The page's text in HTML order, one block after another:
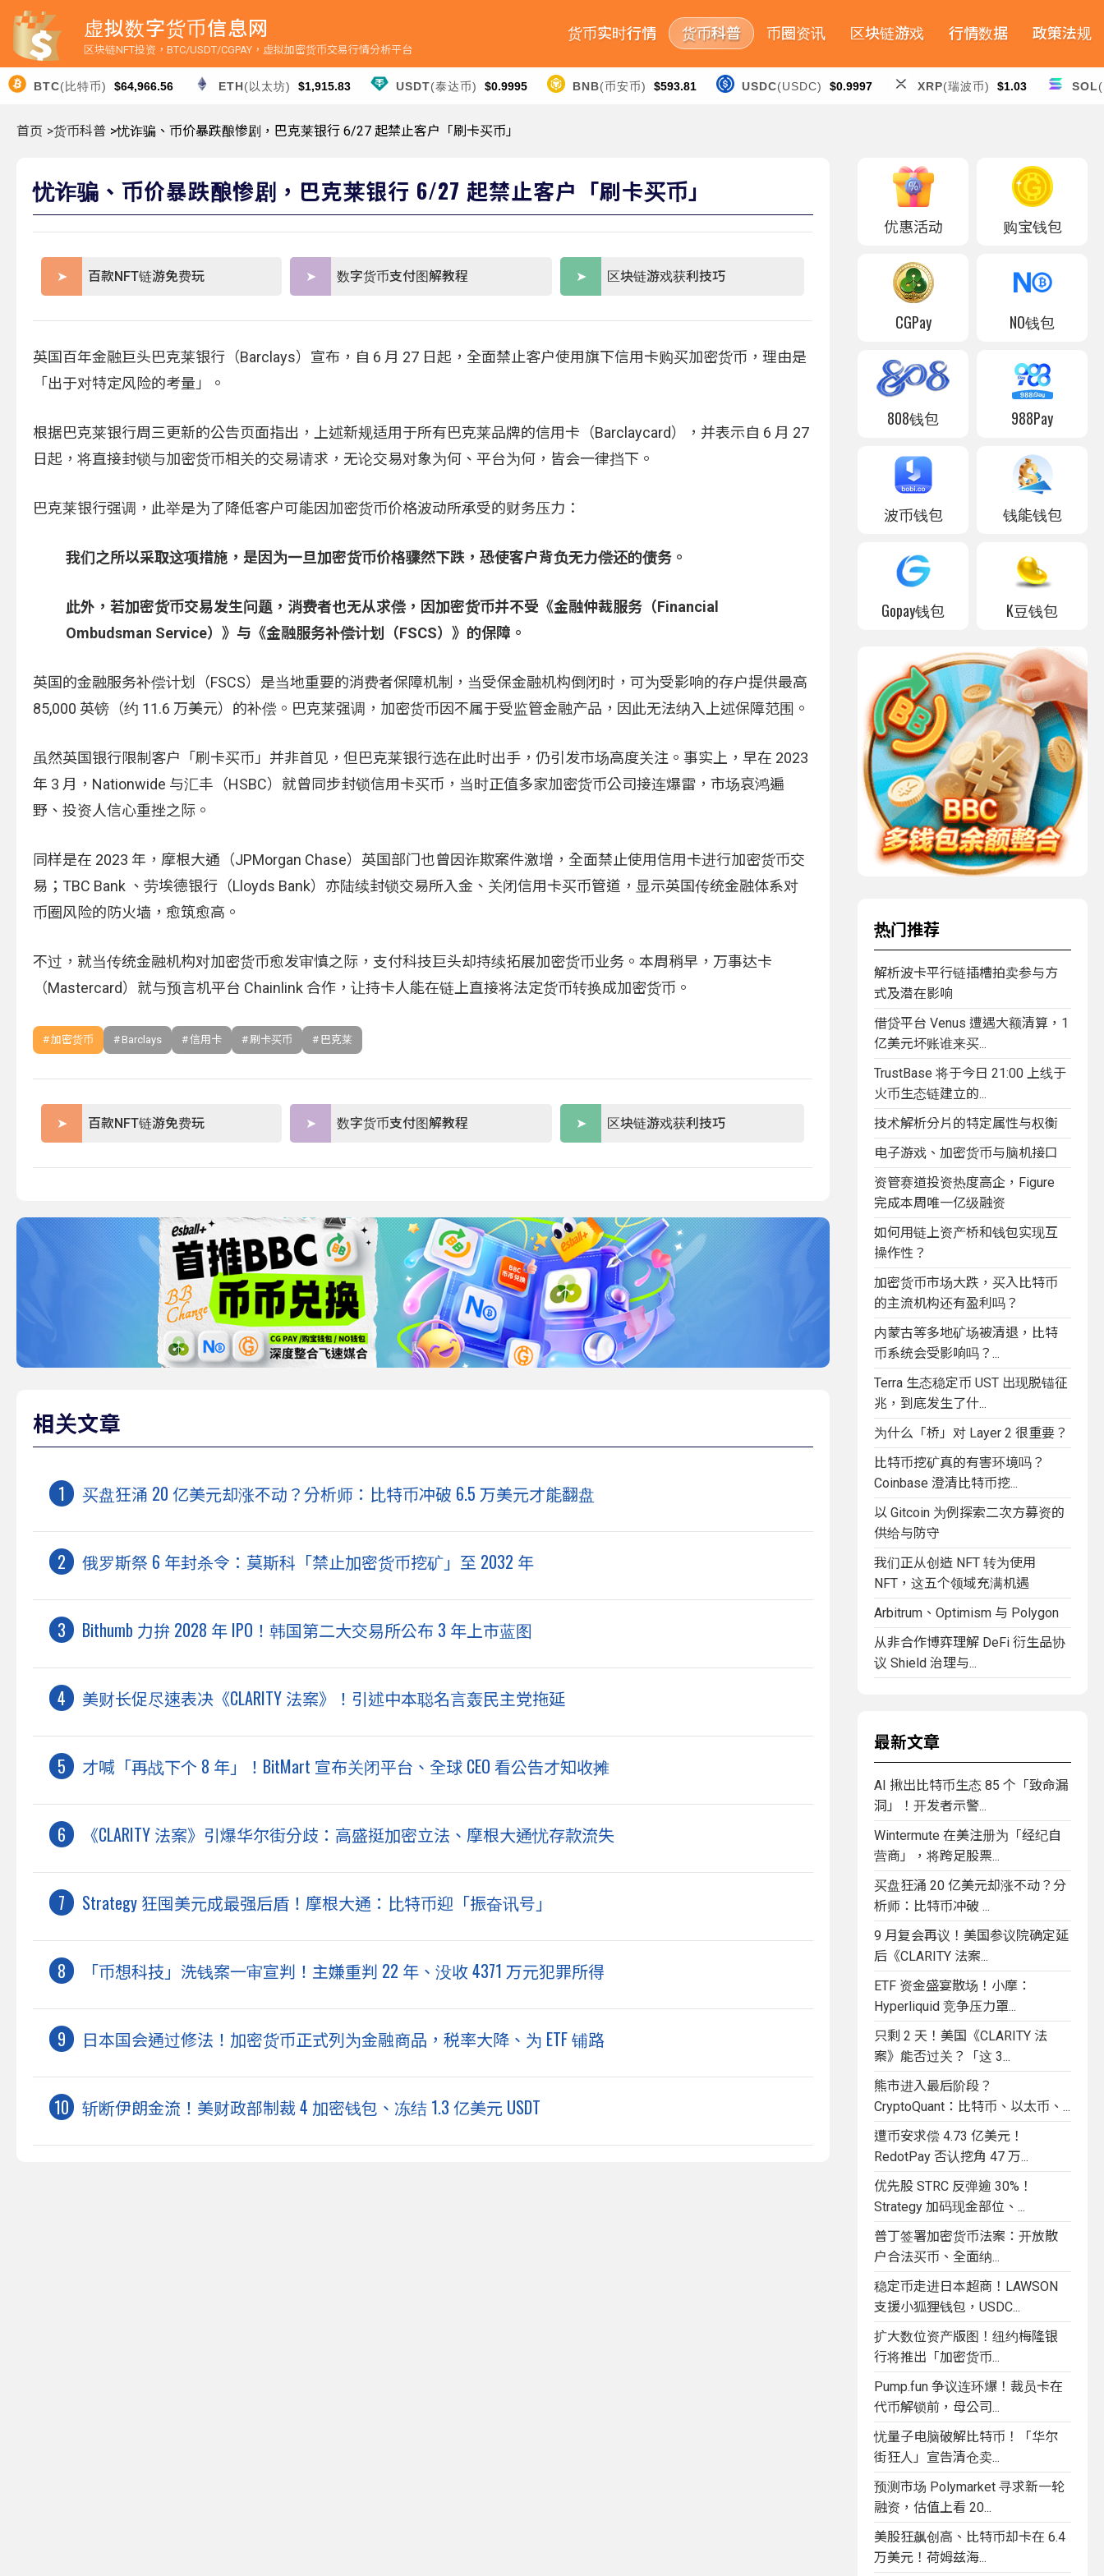
虚拟数字货币信息网
区块链NFT投资，BTC/USDT/CGPAY，虚拟加密货币交易行情分析平台
货币实时行情 货币科普 币圈资讯 区块链游戏 行情数据 政策法规
BTC(比特币) $64,966.56 ETH(以太坊) $1,915.83 USDT(泰达币) $0.9995 BNB(币安币) $593.81 USDC(USDC) $0.9997 XRP(瑞波币) $1.03 SOL
首页 >货币科普 >忧诈骗、币价暴跌酿惨剧，巴克莱银行 6/27 起禁止客户「刷卡买币」
忧诈骗、币价暴跌酿惨剧，巴克莱银行 6/27 起禁止客户「刷卡买币」
百款NFT链游免费玩 数字货币支付图解教程 区块链游戏获利技巧
英国百年金融巨头巴克莱银行（Barclays）宣布，自 6 月 27 日起，全面禁止客户使用旗下信用卡购买加密货币，理由是
「出于对特定风险的考量」。
根据巴克莱银行周三更新的公告页面指出，上述新规适用于所有巴克莱品牌的信用卡（Barclaycard），并表示自 6 月 27
日起，将直接封锁与加密货币相关的交易请求，无论交易对象为何、平台为何，皆会一律挡下。
巴克莱银行强调，此举是为了降低客户可能因加密货币价格波动所承受的财务压力：
我们之所以采取这项措施，是因为一旦加密货币价格骤然下跌，恐使客户背负无力偿还的债务。
此外，若加密货币交易发生问题，消费者也无从求偿，因加密货币并不受《金融仲裁服务（Financial
Ombudsman Service）》与《金融服务补偿计划（FSCS）》的保障。
英国的金融服务补偿计划（FSCS）是当地重要的消费者保障机制，当受保金融机构倒闭时，可为受影响的存户提供最高
85,000 英镑（约 11.6 万美元）的补偿。巴克莱强调，加密货币因不属于受监管金融产品，因此无法纳入上述保障范围。
虽然英国银行限制客户「刷卡买币」并非首见，但巴克莱银行选在此时出手，仍引发市场高度关注。事实上，早在 2023
年 3 月，Nationwide 与汇丰（HSBC）就曾同步封锁信用卡买币，当时正值多家加密货币公司接连爆雷，市场哀鸿遍
野、投资人信心重挫之际。
同样是在 2023 年，摩根大通（JPMorgan Chase）英国部门也曾因诈欺案件激增，全面禁止使用信用卡进行加密货币交
易；TBC Bank 、劳埃德银行（Lloyds Bank）亦陆续封锁交易所入金、关闭信用卡买币管道，显示英国传统金融体系对
币圈风险的防火墙，愈筑愈高。
不过，就当传统金融机构对加密货币愈发审慎之际，支付科技巨头却持续拓展加密货币业务。本周稍早，万事达卡
（Mastercard）就与预言机平台 Chainlink 合作，让持卡人能在链上直接将法定货币转换成加密货币。
加密货币 Barclays 信用卡 刷卡买币 巴克莱
百款NFT链游免费玩 数字货币支付图解教程 区块链游戏获利技巧
相关文章
买盘狂涌 20 亿美元却涨不动？分析师：比特币冲破 6.5 万美元才能翻盘
俄罗斯祭 6 年封杀令：莫斯科「禁止加密货币挖矿」至 2032 年
Bithumb 力拚 2028 年 IPO！韩国第二大交易所公布 3 年上市蓝图
美财长促尽速表决《CLARITY 法案》！引述中本聪名言轰民主党拖延
才喊「再战下个 8 年」！BitMart 宣布关闭平台、全球 CEO 看公告才知收摊
《CLARITY 法案》引爆华尔街分歧：高盛挺加密立法、摩根大通忧存款流失
Strategy 狂囤美元成最强后盾！摩根大通：比特币迎「振奋讯号」
「币想科技」洗钱案一审宣判！主嫌重判 22 年、没收 4371 万元犯罪所得
日本国会通过修法！加密货币正式列为金融商品，税率大降、为 ETF 铺路
斩断伊朗金流！美财政部制裁 4 加密钱包、冻结 1.3 亿美元 USDT
优惠活动 购宝钱包
CGPay NO钱包
808钱包 988Pay
波币钱包 钱能钱包
Gopay钱包 K豆钱包
热门推荐
解析波卡平行链插槽拍卖参与方
式及潜在影响
借贷平台 Venus 遭遇大额清算，1
亿美元坏账谁来买...
TrustBase 将于今日 21:00 上线于
火币生态链建立的...
技术解析分片的特定属性与权衡
电子游戏、加密货币与脑机接口
资管赛道投资热度高企，Figure
完成本周唯一亿级融资
如何用链上资产桥和钱包实现互
操作性？
加密货币市场大跌，买入比特币
的主流机构还有盈利吗？
内蒙古等多地矿场被清退，比特
币系统会受影响吗？...
Terra 生态稳定币 UST 出现脱锚征
兆，到底发生了什...
为什么「桥」对 Layer 2 很重要？
比特币挖矿真的有害环境吗？
Coinbase 澄清比特币挖...
以 Gitcoin 为例探索二次方募资的
供给与防守
我们正从创造 NFT 转为使用
NFT，这五个领域充满机遇
Arbitrum、Optimism 与 Polygon
从非合作博弈理解 DeFi 衍生品协
议 Shield 治理与...
最新文章
AI 揪出比特币生态 85 个「致命漏
洞」！开发者示警...
Wintermute 在美注册为「经纪自
营商」，将跨足股票...
买盘狂涌 20 亿美元却涨不动？分
析师：比特币冲破 ...
9 月复会再议！美国参议院确定延
后《CLARITY 法案...
ETF 资金盛宴散场！小摩：
Hyperliquid 竞争压力罩...
只剩 2 天！美国《CLARITY 法
案》能否过关？「这 3...
熊市进入最后阶段？
CryptoQuant：比特币、以太币、...
遭币安求偿 4.73 亿美元！
RedotPay 否认挖角 47 万...
优先股 STRC 反弹逾 30%！
Strategy 加码现金部位、...
普丁签署加密货币法案：开放散
户合法买币、全面纳...
稳定币走进日本超商！LAWSON
支援小狐狸钱包，USDC...
扩大数位资产版图！纽约梅隆银
行将推出「加密货币...
Pump.fun 争议连环爆！裁员卡在
代币解锁前，母公司...
忧量子电脑破解比特币！「华尔
街狂人」宣告清仓卖...
预测市场 Polymarket 寻求新一轮
融资，估值上看 20...
美股狂飙创高、比特币却卡在 6.4
万美元！荷姆兹海...